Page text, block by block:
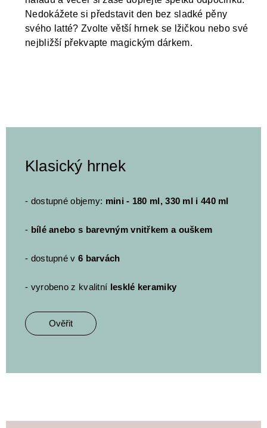
Nedokážete si představit den bez sladké pěny
svého latté? Zvolte větší hrnek se lžičkou nebo své
nejbližší překvapte magickým dárkem.
Klasický hrnek
- dostupné objemy: mini - 180 ml, 330 ml i 440 ml
- bílé anebo s barevným vnitřkem a ouškem
- dostupné v 6 barvách
- vyrobeno z kvalitní lesklé keramiky
Ověřit